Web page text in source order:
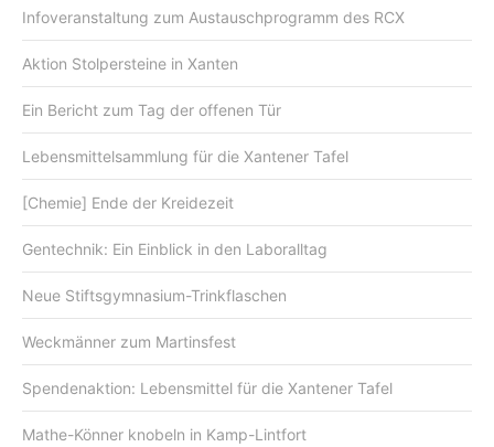
Infoveranstaltung zum Austauschprogramm des RCX
Aktion Stolpersteine in Xanten
Ein Bericht zum Tag der offenen Tür
Lebensmittelsammlung für die Xantener Tafel
[Chemie] Ende der Kreidezeit
Gentechnik: Ein Einblick in den Laboralltag
Neue Stiftsgymnasium-Trinkflaschen
Weckmänner zum Martinsfest
Spendenaktion: Lebensmittel für die Xantener Tafel
Mathe-Könner knobeln in Kamp-Lintfort